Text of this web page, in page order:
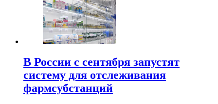
В России с сентября запустят
систему для отслеживания
фармсубстанций